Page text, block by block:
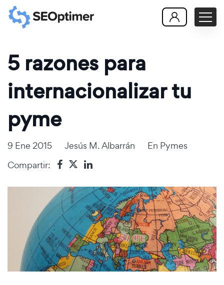
5 razones para
internacionalizar tu
pyme
9 Ene 2015 Jesús M. Albarrán En Pymes
Compartir: